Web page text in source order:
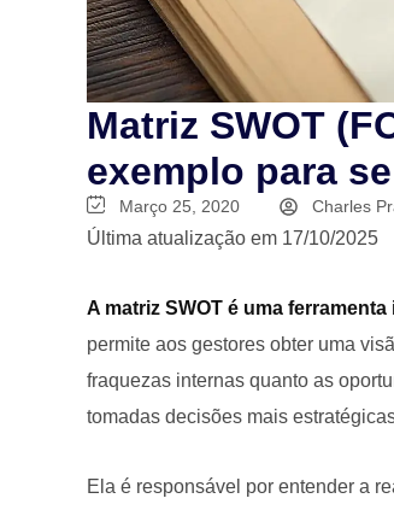
Matriz SWOT
exemplo para
Março 25, 2020 Charles
Última atualização em 17/10/2025
A matriz SWOT é uma
permite aos gestores obter uma
fraquezas internas quanto as
tomadas decisões mais
Ela é responsável por entender a